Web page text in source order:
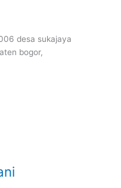
desa sukajaya
bogor,